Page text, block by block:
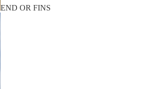
END OR FINS